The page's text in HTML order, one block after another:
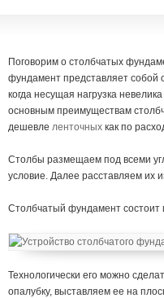
Поговорим о столбчатых
фундамент представляет собой
когда несущая нагрузка
основным преимуществам
дешевле ленточных как по
Столбы размещаем под всеми
условие. Далее расставляем их
Столбчатый фундамент состоит
Технологически его можно
опалубку, выставляем ее на